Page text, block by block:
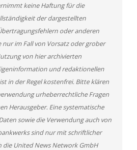
keine Haftung für die
der dargestellten
oder anderen
im Fall von Vorsatz oder grober
von hier archivierten
und redaktionellen
in der Regel kostenfrei. Bitte klären
urheberrechtliche Fragen
Herausgeber. Eine systematische
sowie die Verwendung auch von
sind nur mit schriftlicher
die United News Network GmbH